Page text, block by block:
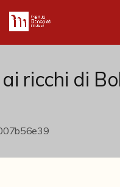
ricchi di